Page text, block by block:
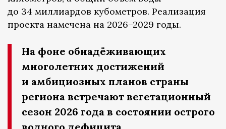
до 34 миллиардов кубометров. Реализация
проекта намечена на 2026–2029 годы.
На фоне обнадёживающих
многолетних достижений
и амбициозных планов страны
региона встречают вегетационный
сезон 2026 года в состоянии острого